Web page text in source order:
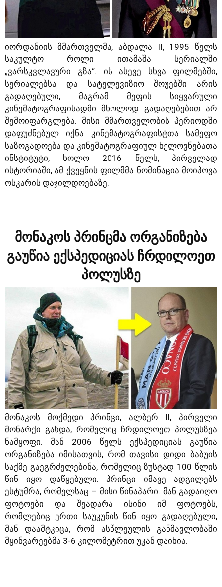
იორდანიის მმართველმა, აბდალა II, 1995 წელს
საკულტო როლი ითამაშა სერიალში
„ვარსკვლავური გზა“. ის ასევე სხვა ფილმებში,
სერიალებსა და სატელევიზიო შოუებში არის
გადაღებული, მაგრამ მეფის სიყვარული
კინემატოგრაფისადმი მხოლოდ გადაღებებით არ
შემოიფარგლება. მისი მმართველობის პერიოდში
დაფუძნებულ იქნა კინემატოგრაფისტთა სამეფო
საზოგადოება და კინემატოგრაფიულ ხელოვნებათა
ინსტიტუტი, ხოლო 2016 წელს, პირველად
ისტორიაში, ამ ქვეყნის ფილმმა ნომინაცია მოიპოვა
ოსკარის დაჯილდოებაზე.
მონაკოს პრინცმა ორგანიზება
გაუწია ექსპედიციას ჩრდილოეთ
პოლუსზე
მონაკოს მოქმედი პრინცი, ალბერ II, პირველი
მონარქი გახდა, რომელიც ჩრდილოეთ პოლუსზეა
ნამყოფი. მან 2006 წელს ექსპედიციას გაუწია
ორგანიზება იმისათვის, რომ თავისი დიდი ბაბუის
საქმე გაეგრძელებინა, რომელიც ზუსტად 100 წლის
წინ იყო დაწყებული. პრინცი იმავე ადგილებს
ესტუმრა, რომელსაც – მისი წინაპარი. მან გადაიღო
ფოტოები და შეადარა ისინი იმ ფოტოებს,
რომლებიც ერთი საუკუნის წინ იყო გადაღებული,
მან დაამტკიცა, რომ ასწლეულის განმავლობაში
მყინვარეებმა 3-6 კილომეტრით უკან დაიხია.